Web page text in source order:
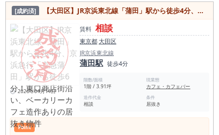
[成約済] 【大田区】JR京浜東北線「蒲田」駅から徒歩4分、京浜急行「京急蒲田」駅から徒歩6分！東口商店街沿い、ベーカリーカフェ造作ありの居抜き物件
2026年04月14日
賃料 相談
東京都 大田区
JR京浜東北線
蒲田駅 徒歩4分
階数/面積
1階 / 3.91坪
現業態
カフェ・カフェバー
造作代金
相談
条件
居抜き
Point